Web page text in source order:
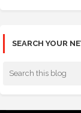
SEARCH YOUR